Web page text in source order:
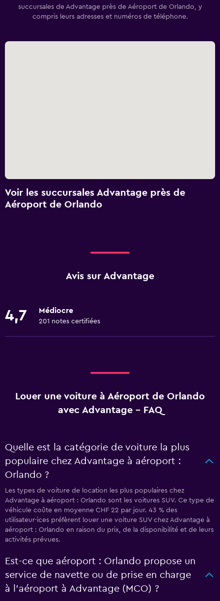
succursales de Advantage près de Aéroport de Orlando, y
compris leurs adresses et numéros de téléphone.
Voir les succursales Advantage près de
Aéroport de Orlando
Avis sur Advantage
4,7 Médiocre
201 notes certifiées
Louer une voiture à Aéroport de Orlando
avec Advantage - FAQ
Quelle est la catégorie de voiture la plus
populaire chez Advantage à aéroport :
Orlando ?
Les types de voiture de location les plus populaires chez
Advantage à aéroport : Orlando sont les voitures SUV. Ce type de
véhicule coûte en moyenne CHF 22 par jour. 43 % des
utilisateur·ices préfèrent louer une voiture SUV chez Advantage à
aéroport : Orlando en raison du prix, de la disponibilité et de leurs
activités prévues.
Est-ce que aéroport : Orlando propose un
service de navette ou de prise en charge
à l’aéroport à Advantage (MCO) ?